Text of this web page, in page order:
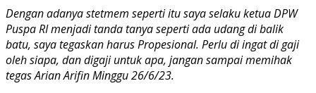
Dengan adanya stetmem seperti itu saya selaku ketua DPW
Puspa RI menjadi tanda tanya seperti ada udang di balik
batu, saya tegaskan harus Propesional. Perlu di ingat di gaji
oleh siapa, dan digaji untuk apa, jangan sampai memihak
tegas Arian Arifin Minggu 26/6/23.